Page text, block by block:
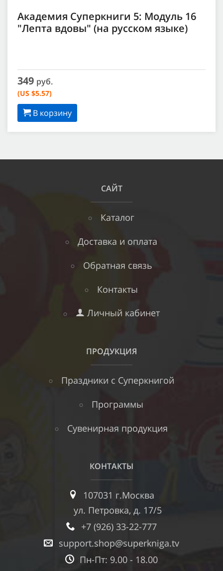
Академия Суперкниги 5: Модуль 16
"Лепта вдовы" (на русском языке)
349 руб.
(US $5.57)
В корзину
САЙТ
Каталог
Доставка и оплата
Обратная связь
Контакты
Личный кабинет
ПРОДУКЦИЯ
Праздники с Суперкнигой
Программы
Сувенирная продукция
КОНТАКТЫ
107031 г.Москва
ул. Петровка, д. 17/5
+7 (926) 33-22-777
support.shop@superkniga.tv
Пн-Пт: 9.00 - 18.00